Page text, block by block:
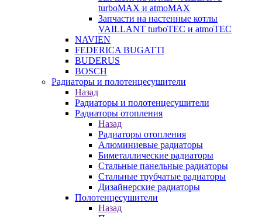
turboMAX и atmoMAX
Запчасти на настенные котлы
VAILLANT turboTEC и atmoTEC
NAVIEN
FEDERICA BUGATTI
BUDERUS
BOSCH
Радиаторы и полотенцесушители
Назад
Радиаторы и полотенцесушители
Радиаторы отопления
Назад
Радиаторы отопления
Алюминиевые радиаторы
Биметаллические радиаторы
Стальные панельные радиаторы
Стальные трубчатые радиаторы
Дизайнерские радиаторы
Полотенцесушители
Назад